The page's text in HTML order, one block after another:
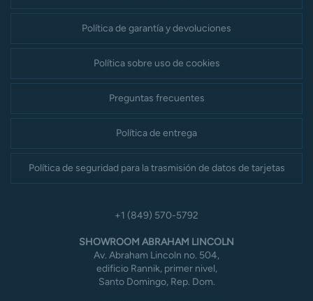
Política de garantía y devoluciones
Política sobre uso de cookies
Preguntas frecuentes
Política de entrega
Política de seguridad para la trasmisión de datos de tarjetas
+1 (849) 570-5792
SHOWROOM ABRAHAM LINCOLN
Av. Abraham Lincoln no. 504,
edificio Rannik, primer nivel,
Santo Domingo, Rep. Dom.